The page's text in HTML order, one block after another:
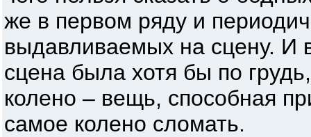
же в первом ряду и
выдавливаемых на сцену. И
сцена была хотя бы по
колено – вещь, способная
самое колено сломать.